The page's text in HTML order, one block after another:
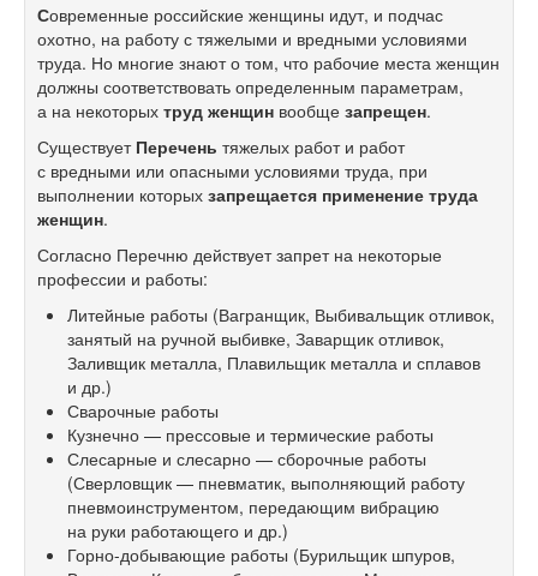
Современные российские женщины идут, и подчас
охотно, на работу с тяжелыми и вредными условиями
труда. Но многие знают о том, что рабочие места женщин
должны соответствовать определенным параметрам,
а на некоторых труд женщин вообще запрещен.
Существует Перечень тяжелых работ и работ
с вредными или опасными условиями труда, при
выполнении которых запрещается применение труда
женщин.
Согласно Перечню действует запрет на некоторые
профессии и работы:
Литейные работы (Вагранщик, Выбивальщик отливок,
занятый на ручной выбивке, Заварщик отливок,
Заливщик металла, Плавильщик металла и сплавов
и др.)
Сварочные работы
Кузнечно — прессовые и термические работы
Слесарные и слесарно — сборочные работы
(Сверловщик — пневматик, выполняющий работу
пневмоинструментом, передающим вибрацию
на руки работающего и др.)
Горно-добывающие работы (Бурильщик шпуров,